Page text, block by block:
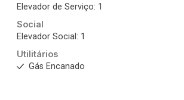
Elevador de Serviço: 1
Social
Elevador Social: 1
Utilitários
Gás Encanado